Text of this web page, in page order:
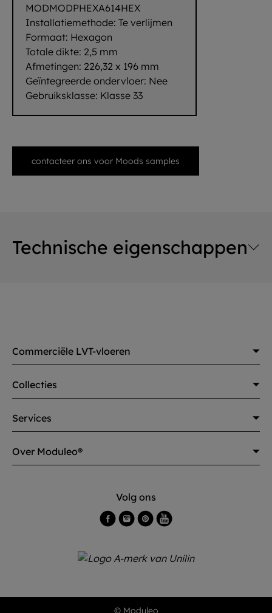
MODMODPHEXA614HEX
Installatiemethode: Te verlijmen
Formaat: Hexagon
Totale dikte: 2,5 mm
Afmetingen: 226,32 x 196 mm
Geïntegreerde ondervloer: Nee
Gebruiksklasse: Klasse 33
contacteer ons voor Moods samples
Technische eigenschappen
Commerciële LVT-vloeren
Collecties
Services
Over Moduleo®
Volg ons
© Moduleo